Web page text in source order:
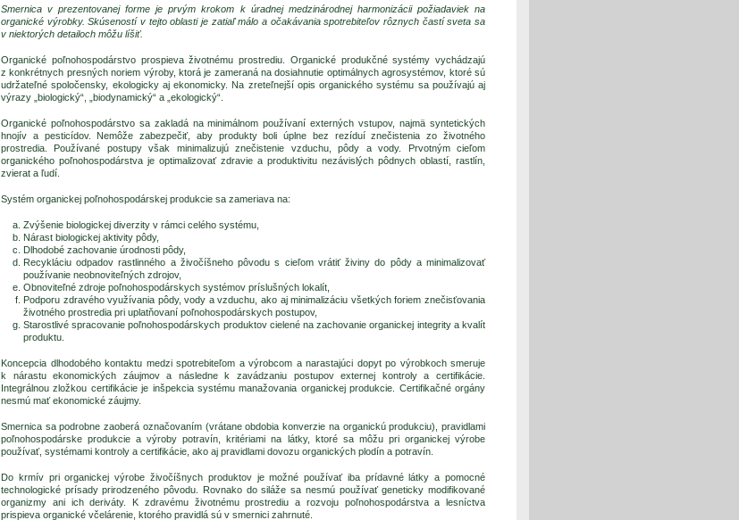
Smernica v prezentovanej forme je prvým krokom k úradnej medzinárodnej harmonizácii požiadaviek na
organické výrobky. Skúseností v tejto oblasti je zatiaľ málo a očakávania spotrebiteľov rôznych častí sveta sa
v niektorých detailoch môžu líšiť.
Organické poľnohospodárstvo prospieva životnému prostrediu. Organické produkčné systémy vychádzajú
z konkrétnych presných noriem výroby, ktorá je zameraná na dosiahnutie optimálnych agrosystémov, ktoré sú
udržateľné spoločensky, ekologicky aj ekonomicky. Na zreteľnejší opis organického systému sa používajú aj
výrazy „biologický“, „biodynamický“ a „ekologický“.
Organické poľnohospodárstvo sa zakladá na minimálnom používaní externých vstupov, najmä syntetických
hnojív a pesticídov. Nemôže zabezpečiť, aby produkty boli úplne bez rezíduí znečistenia zo životného
prostredia. Používané postupy však minimalizujú znečistenie vzduchu, pôdy a vody. Prvotným cieľom
organického poľnohospodárstva je optimalizovať zdravie a produktivitu nezávislých pôdnych oblastí, rastlín,
zvierat a ľudí.
Systém organickej poľnohospodárskej produkcie sa zameriava na:
Zvýšenie biologickej diverzity v rámci celého systému,
Nárast biologickej aktivity pôdy,
Dlhodobé zachovanie úrodnosti pôdy,
Recykláciu odpadov rastlinného a živočíšneho pôvodu s cieľom vrátiť živiny do pôdy a minimalizovať
používanie neobnoviteľných zdrojov,
Obnoviteľné zdroje poľnohospodárskych systémov príslušných lokalít,
Podporu zdravého využívania pôdy, vody a vzduchu, ako aj minimalizáciu všetkých foriem znečisťovania
životného prostredia pri uplatňovaní poľnohospodárskych postupov,
Starostlivé spracovanie poľnohospodárskych produktov cielené na zachovanie organickej integrity a kvalít
produktu.
Koncepcia dlhodobého kontaktu medzi spotrebiteľom a výrobcom a narastajúci dopyt po výrobkoch smeruje
k nárastu ekonomických záujmov a následne k zavádzaniu postupov externej kontroly a certifikácie.
Integrálnou zložkou certifikácie je inšpekcia systému manažovania organickej produkcie. Certifikačné orgány
nesmú mať ekonomické záujmy.
Smernica sa podrobne zaoberá označovaním (vrátane obdobia konverzie na organickú produkciu), pravidlami
poľnohospodárske produkcie a výroby potravín, kritériami na látky, ktoré sa môžu pri organickej výrobe
používať, systémami kontroly a certifikácie, ako aj pravidlami dovozu organických plodín a potravín.
Do krmív pri organickej výrobe živočíšnych produktov je možné používať iba prídavné látky a pomocné
technologické prísady prirodzeného pôvodu. Rovnako do siláže sa nesmú používať geneticky modifikované
organizmy ani ich deriváty. K zdravému životnému prostrediu a rozvoju poľnohospodárstva a lesníctva
prispieva organické včelárenie, ktorého pravidlá sú v smernici zahrnuté.